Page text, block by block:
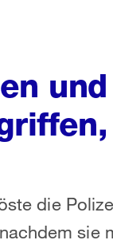
und
die
sie